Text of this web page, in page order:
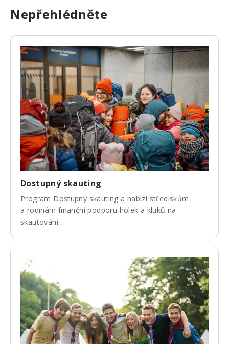
Nepřehlédněte
Dostupný skauting
Program Dostupný skauting a nabízí střediskům
a rodinám finanční podporu holek a kluků na
skautování.